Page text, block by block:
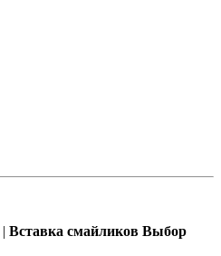
| Вставка смайликов Выбор